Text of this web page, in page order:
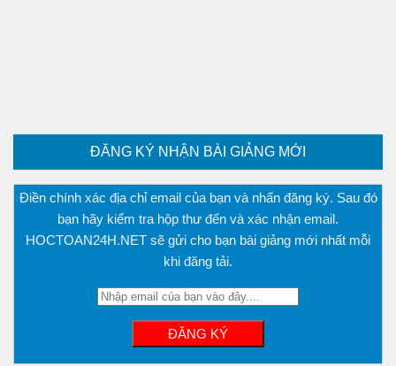
ĐĂNG KÝ NHẬN BÀI GIẢNG MỚI
Điền chính xác địa chỉ email của bạn và nhấn đăng ký. Sau đó
bạn hãy kiểm tra hộp thư đến và xác nhận email.
HOCTOAN24H.NET sẽ gửi cho bạn bài giảng mới nhất mỗi
khi đăng tải.